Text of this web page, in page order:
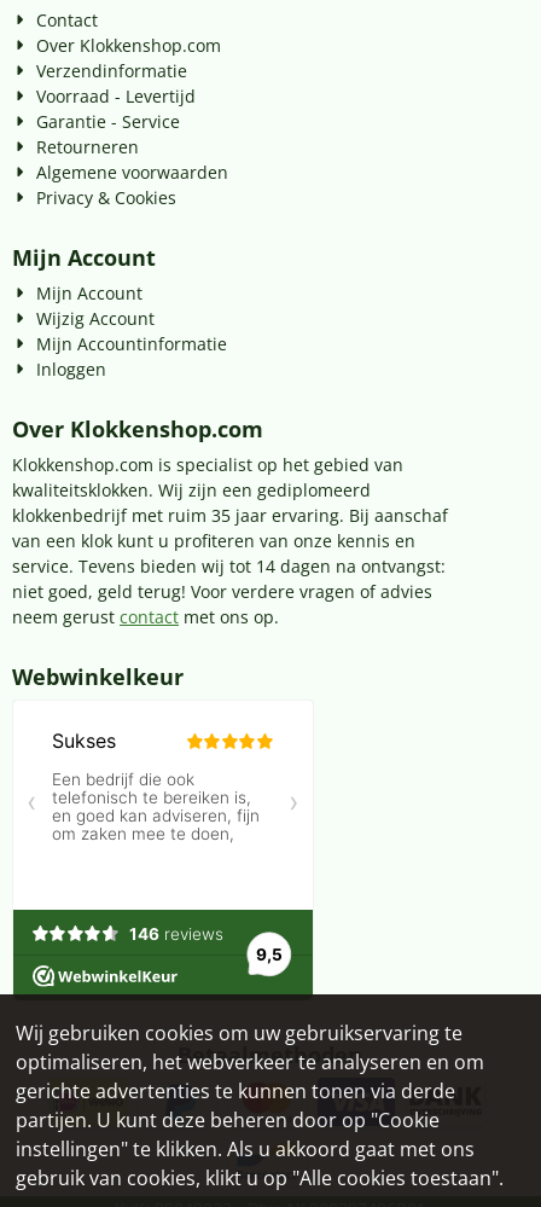
Contact
Over Klokkenshop.com
Verzendinformatie
Voorraad - Levertijd
Garantie - Service
Retourneren
Algemene voorwaarden
Privacy & Cookies
Mijn Account
Mijn Account
Wijzig Account
Mijn Accountinformatie
Inloggen
Over Klokkenshop.com
Klokkenshop.com is specialist op het gebied van
kwaliteitsklokken. Wij zijn een gediplomeerd
klokkenbedrijf met ruim 35 jaar ervaring. Bij aanschaf
van een klok kunt u profiteren van onze kennis en
service. Tevens bieden wij tot 14 dagen na ontvangst:
niet goed, geld terug! Voor verdere vragen of advies
neem gerust contact met ons op.
Webwinkelkeur
Betaalmethoden
Wij gebruiken cookies om uw gebruikservaring te
optimaliseren, het webverkeer te analyseren en om
gerichte advertenties te kunnen tonen via derde
partijen. U kunt deze beheren door op "Cookie
instellingen" te klikken. Als u akkoord gaat met ons
gebruik van cookies, klikt u op "Alle cookies toestaan".